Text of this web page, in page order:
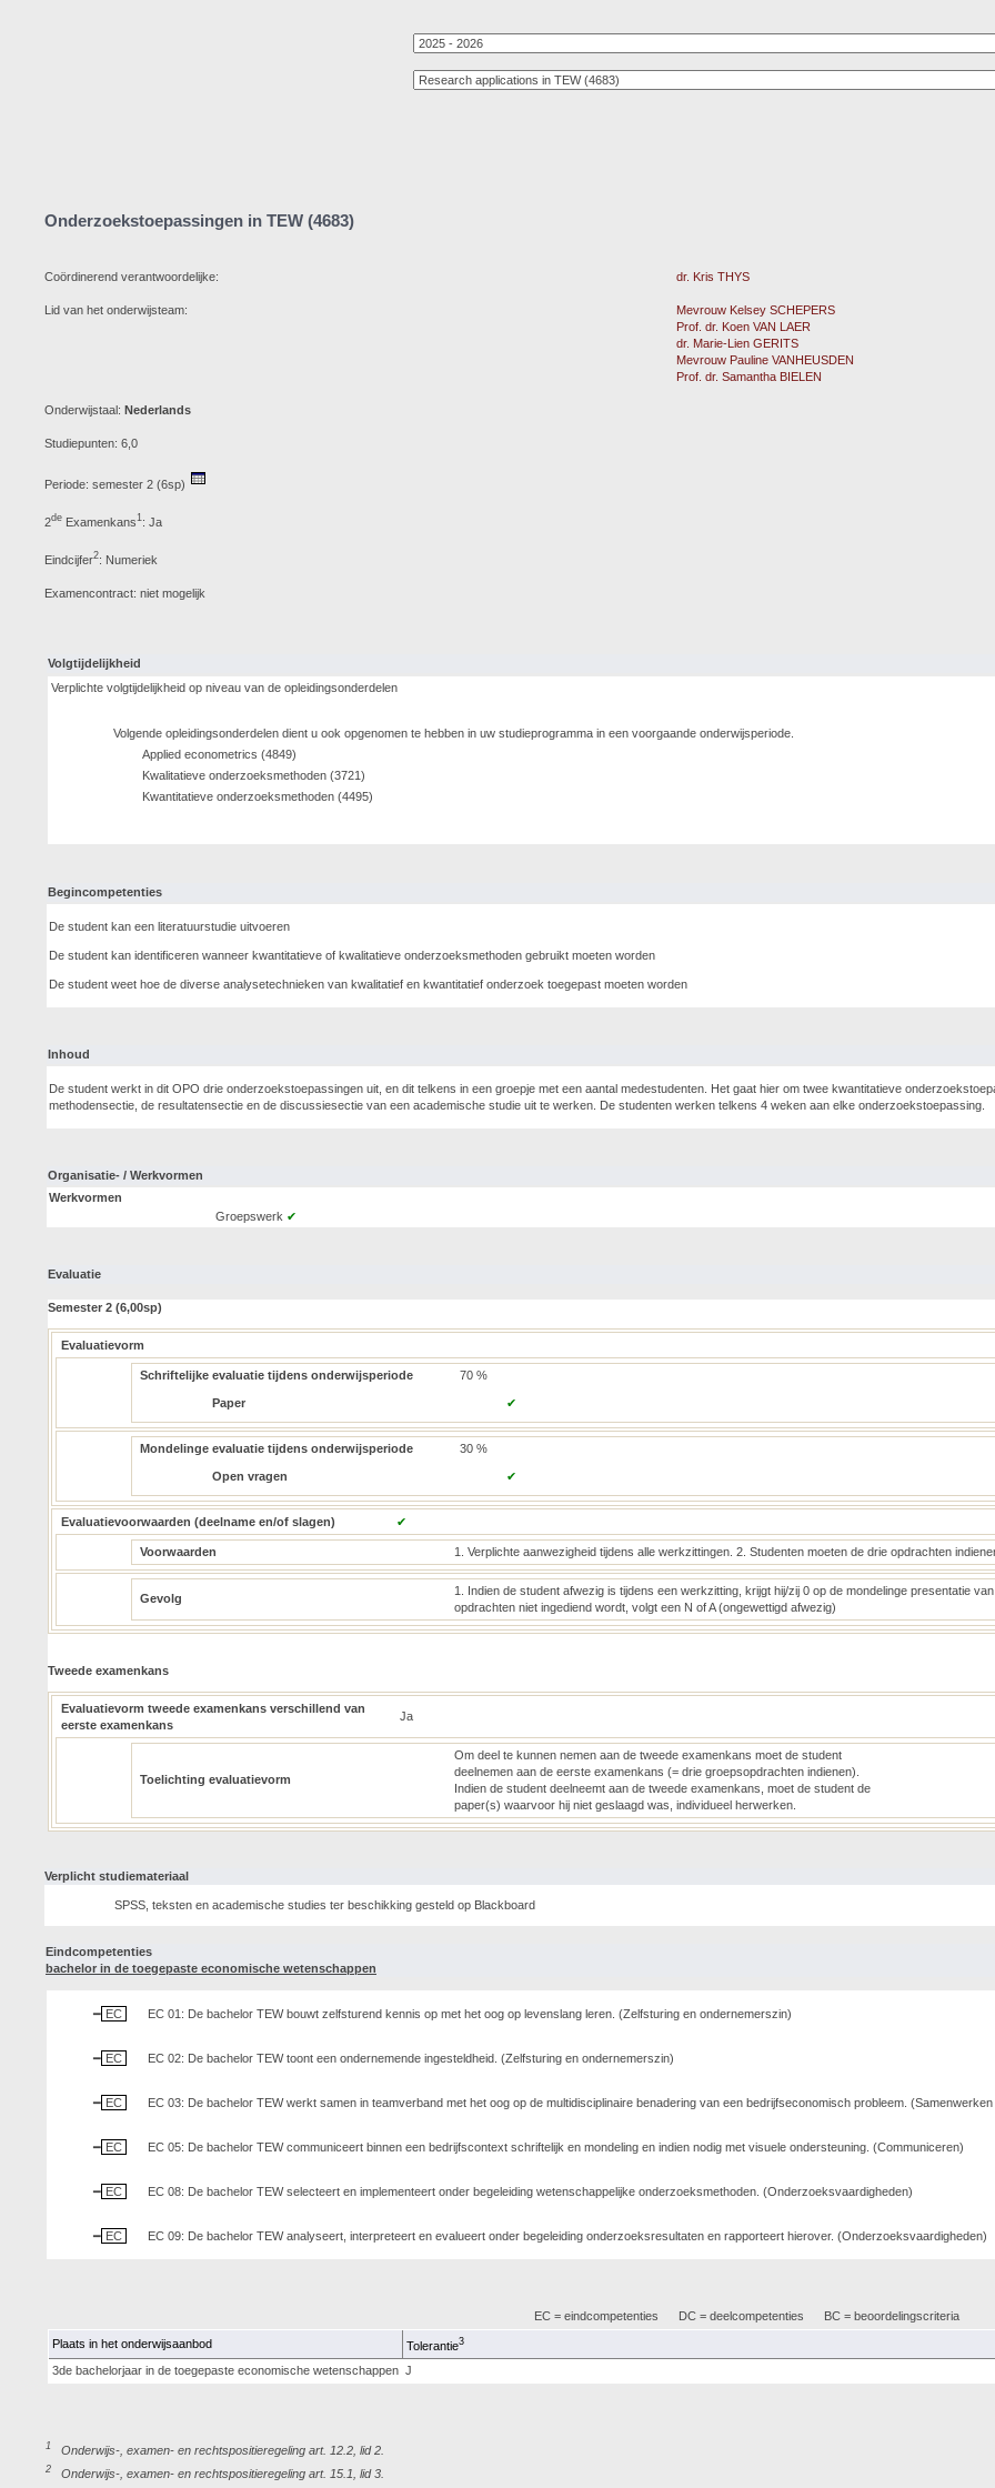
Onderzoekstoepassingen in TEW (4683)
Coördinerend verantwoordelijke: dr. Kris THYS
Lid van het onderwijsteam:
Mevrouw Kelsey SCHEPERS
Prof. dr. Koen VAN LAER
dr. Marie-Lien GERITS
Mevrouw Pauline VANHEUSDEN
Prof. dr. Samantha BIELEN
Onderwijstaal: Nederlands
Studiepunten: 6,0
Periode: semester 2 (6sp)
2de Examenkans1: Ja
Eindcijfer2: Numeriek
Examencontract: niet mogelijk
Volgtijdelijkheid
Verplichte volgtijdelijkheid op niveau van de opleidingsonderdelen
Volgende opleidingsonderdelen dient u ook opgenomen te hebben in uw studieprogramma in een voorgaande onderwijsperiode.
Applied econometrics (4849)
Kwalitatieve onderzoeksmethoden (3721)
Kwantitatieve onderzoeksmethoden (4495)
Begincompetenties
De student kan een literatuurstudie uitvoeren
De student kan identificeren wanneer kwantitatieve of kwalitatieve onderzoeksmethoden gebruikt moeten worden
De student weet hoe de diverse analysetechnieken van kwalitatief en kwantitatief onderzoek toegepast moeten worden
Inhoud
De student werkt in dit OPO drie onderzoekstoepassingen uit, en dit telkens in een groepje met een aantal medestudenten. Het gaat hier om twee kwantitatieve
methodensectie, de resultatensectie en de discussiesectie van een academische studie uit te werken. De studenten werken telkens 4 weken aan elke onderzoekstoepassing.
Organisatie- / Werkvormen
Werkvormen
Groepswerk ✔
Evaluatie
Semester 2 (6,00sp)
Evaluatievorm
Schriftelijke evaluatie tijdens onderwijsperiode 70 %
Paper ✔
Mondelinge evaluatie tijdens onderwijsperiode 30 %
Open vragen ✔
Evaluatievoorwaarden (deelname en/of slagen) ✔
Voorwaarden 1. Verplichte aanwezigheid tijdens alle werkzittingen. 2. Studenten moeten de drie opdrachten
Gevolg
1. Indien de student afwezig is tijdens een werkzitting, krijgt hij/zij 0 op de mondelinge presentatie
opdrachten niet ingediend wordt, volgt een N of A (ongewettigd afwezig)
Tweede examenkans
Evaluatievorm tweede examenkans verschillend van
eerste examenkans
Ja
Toelichting evaluatievorm
Om deel te kunnen nemen aan de tweede examenkans moet de student
deelnemen aan de eerste examenkans (= drie groepsopdrachten indienen).
Indien de student deelneemt aan de tweede examenkans, moet de student de
paper(s) waarvoor hij niet geslaagd was, individueel herwerken.
Verplicht studiemateriaal
SPSS, teksten en academische studies ter beschikking gesteld op Blackboard
Eindcompetenties
bachelor in de toegepaste economische wetenschappen
EC EC 01: De bachelor TEW bouwt zelfsturend kennis op met het oog op levenslang leren. (Zelfsturing en ondernemerszin)
EC EC 02: De bachelor TEW toont een ondernemende ingesteldheid. (Zelfsturing en ondernemerszin)
EC EC 03: De bachelor TEW werkt samen in teamverband met het oog op de multidisciplinaire benadering van een bedrijfseconomisch probleem.
EC EC 05: De bachelor TEW communiceert binnen een bedrijfscontext schriftelijk en mondeling en indien nodig met visuele ondersteuning. (Communiceren)
EC EC 08: De bachelor TEW selecteert en implementeert onder begeleiding wetenschappelijke onderzoeksmethoden. (Onderzoeksvaardigheden)
EC EC 09: De bachelor TEW analyseert, interpreteert en evalueert onder begeleiding onderzoeksresultaten en rapporteert hierover. (Onderzoeksvaardigheden)
EC = eindcompetenties DC = deelcompetenties BC = beoordelingscriteria
Plaats in het onderwijsaanbod Tolerantie3
3de bachelorjaar in de toegepaste economische wetenschappen J
1 Onderwijs-, examen- en rechtspositieregeling art. 12.2, lid 2.
2 Onderwijs-, examen- en rechtspositieregeling art. 15.1, lid 3.